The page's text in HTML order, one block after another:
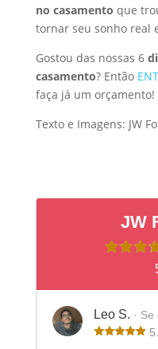
no casamento que
tornar seu sonho real
Gostou das nossas 6
casamento? Então
faça já um orçamento!
Texto e Imagens: JW
JW
Leo S. ·